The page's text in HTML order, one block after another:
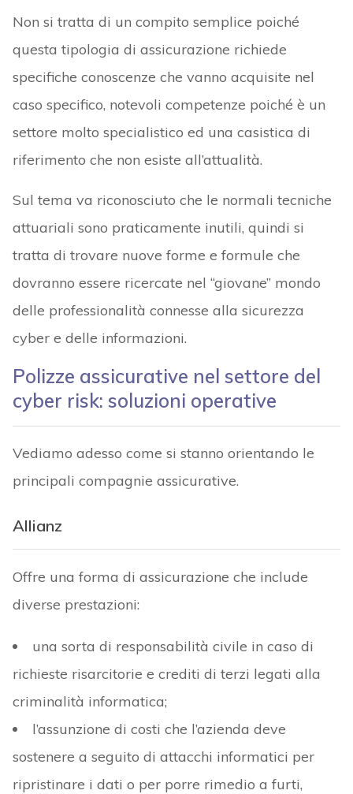
Non si tratta di un compito semplice poiché
questa tipologia di assicurazione richiede
specifiche conoscenze che vanno acquisite nel
caso specifico, notevoli competenze poiché è un
settore molto specialistico ed una casistica di
riferimento che non esiste all’attualità.
Sul tema va riconosciuto che le normali tecniche
attuariali sono praticamente inutili, quindi si
tratta di trovare nuove forme e formule che
dovranno essere ricercate nel “giovane” mondo
delle professionalità connesse alla sicurezza
cyber e delle informazioni.
Polizze assicurative nel settore del
cyber risk: soluzioni operative
Vediamo adesso come si stanno orientando le
principali compagnie assicurative.
Allianz
Offre una forma di assicurazione che include
diverse prestazioni:
una sorta di responsabilità civile in caso di
richieste risarcitorie e crediti di terzi legati alla
criminalità informatica;
l’assunzione di costi che l’azienda deve
sostenere a seguito di attacchi informatici per
ripristinare i dati o per porre rimedio a furti,